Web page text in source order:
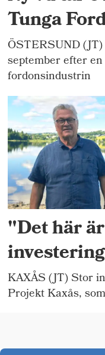
Tunga
ÖSTERSUND
september efter
fordonsindustrin
"Det här
KAXÅS (JT) Stor
Projekt Kaxås,